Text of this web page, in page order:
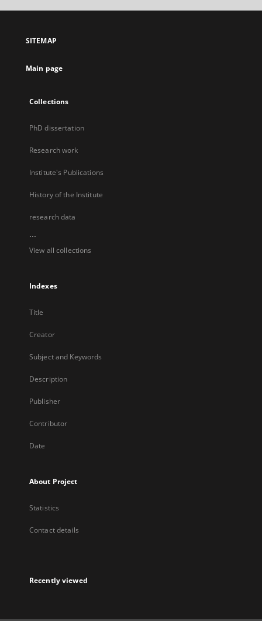
SITEMAP
Main page
Collections
PhD dissertation
Research work
Institute's Publications
History of the Institute
research data
...
View all collections
Indexes
Title
Creator
Subject and Keywords
Description
Publisher
Contributor
Date
About Project
Statistics
Contact details
Recently viewed